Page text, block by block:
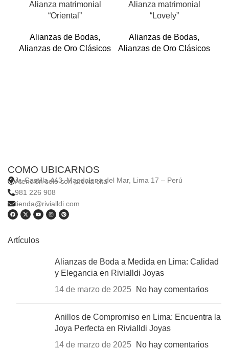
Alianza matrimonial
“Oriental”
Alianzas de Bodas,
Alianzas de Oro Clásicos
Alianza matrimonial
“Lovely”
Alianzas de Bodas,
Alianzas de Oro Clásicos
COMO UBICARNOS
Jr. Castilla 443, Magdalena del Mar, Lima 17 – Perú
Atención solo con previa cita
981 226 908
tienda@rivialldi.com
Artículos
Alianzas de Boda a Medida en Lima: Calidad
y Elegancia en Rivialldi Joyas
14 de marzo de 2025
No hay comentarios
Anillos de Compromiso en Lima: Encuentra la
Joya Perfecta en Rivialldi Joyas
14 de marzo de 2025
No hay comentarios